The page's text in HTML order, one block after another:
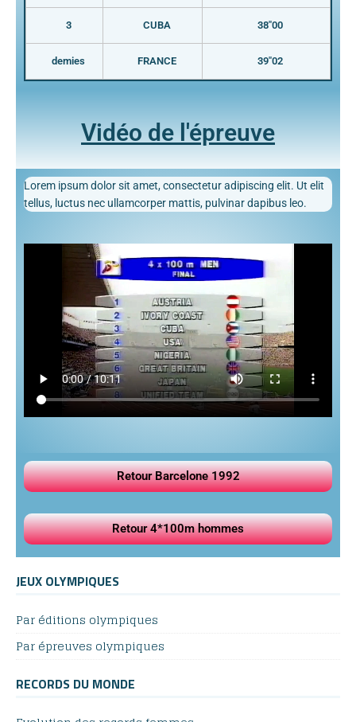
3 CUBA 38"00
demies FRANCE 39"02
Vidéo de l'épreuve
Lorem ipsum dolor sit amet, consectetur adipiscing elit. Ut elit
tellus, luctus nec ullamcorper mattis, pulvinar dapibus leo.
Retour Barcelone 1992
Retour 4*100m hommes
JEUX OLYMPIQUES
Par éditions olympiques
Par épreuves olympiques
RECORDS DU MONDE